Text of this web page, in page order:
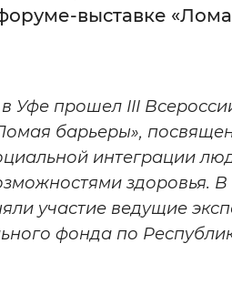
между буквами
Цвет сайта
Инверсивный
Синий фон
Изображения
выставке
в Уфе прошел III
барьеры»,
интеграции
здоровья. В
участие ведущие
фонда по